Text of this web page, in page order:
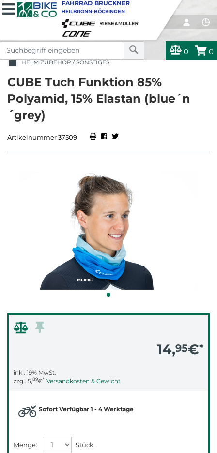
0 0
FAHRRAD BRUCKNER
HEILBRONN-BÖCKINGEN
HELM ZUBEHÖR / SONSTIGES
CUBE Tuch Funktion 85%
Polyamid, 15% Elastan (blue´n
´grey)
Artikelnummer 37509
14,95€*
inkl. 19% MwSt.
zzgl. 5,89€* Versandkosten & Gewicht
Sofort Verfügbar 1 - 4 Werktage